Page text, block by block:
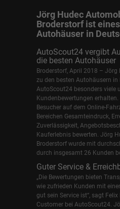
Jörg Hudec
Broderstorf ist
Autohäuser in
AutoScout24 vergibt
die besten Autohäuser
Broderstorf, April 2018 –
zu den besten Autohäusern in
AutoScout24 besonders viele
Kundenbewertungen
Besucher auf dem Online-
Bereichen Gesamteindruck,
Zuverlässigkeit,
Kauferlebnis bewerten. Jörg
Broderstorf wurde mit
durch insgesamt 26 Kunden
Guter Service &
„Die Bewertungen bieten
wie zufrieden Kunden mit
gut sein Service ist“, sagt
Customer bei AutoScout24.